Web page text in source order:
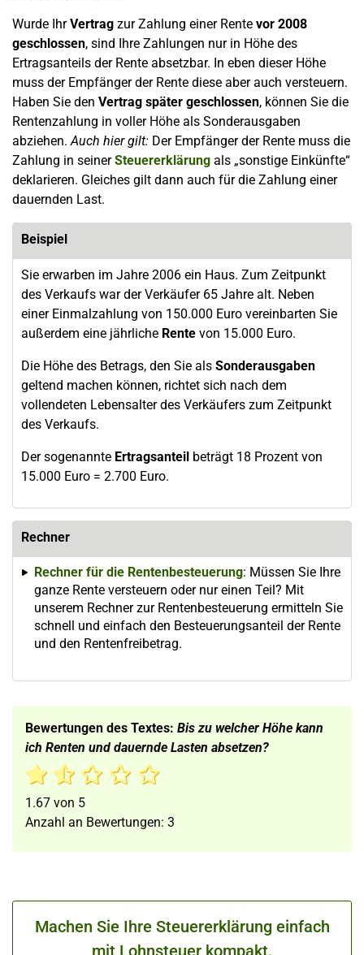
Wurde IhrVertrag zur Zahlung einer Rente vor 2008
geschlossen, sind Ihre Zahlungen nur in Höhe des
Ertragsanteils der Rente absetzbar. In eben dieser Höhe
muss der Empfänger der Rente diese aber auch versteuern.
Haben Sie den Vertrag später geschlossen, können Sie die
Rentenzahlung in voller Höhe als Sonderausgaben
abziehen. Auch hier gilt: Der Empfänger der Rente muss die
Zahlung in seinerSteuererklärung als „sonstige Einkünfte“
deklarieren. Gleiches gilt dann auch für die Zahlung einer
dauernden Last.
Beispiel
Sie erwarben im Jahre 2006 ein Haus. Zum Zeitpunkt
des Verkaufs war der Verkäufer 65 Jahre alt. Neben
einer Einmalzahlung von 150.000 Euro vereinbarten Sie
außerdem eine jährliche Rente von 15.000 Euro.
Die Höhe des Betrags, den Sie als Sonderausgaben
geltend machen können, richtet sich nach dem
vollendeten Lebensalter des Verkäufers zum Zeitpunkt
des Verkaufs.
Der sogenannte Ertragsanteil beträgt 18 Prozent von
15.000 Euro = 2.700 Euro.
Rechner
Rechner für die Rentenbesteuerung: Müssen Sie Ihre
ganze Rente versteuern oder nur einen Teil? Mit
unserem Rechner zur Rentenbesteuerung ermitteln Sie
schnell und einfach den Besteuerungsanteil der Rente
und den Rentenfreibetrag.
Bewertungen des Textes: Bis zu welcher Höhe kann
ich Renten und dauernde Lasten absetzen?
1.67 von 5
Anzahl an Bewertungen: 3
Machen Sie Ihre Steuererklärung einfach
mit Lohnsteuer kompakt.